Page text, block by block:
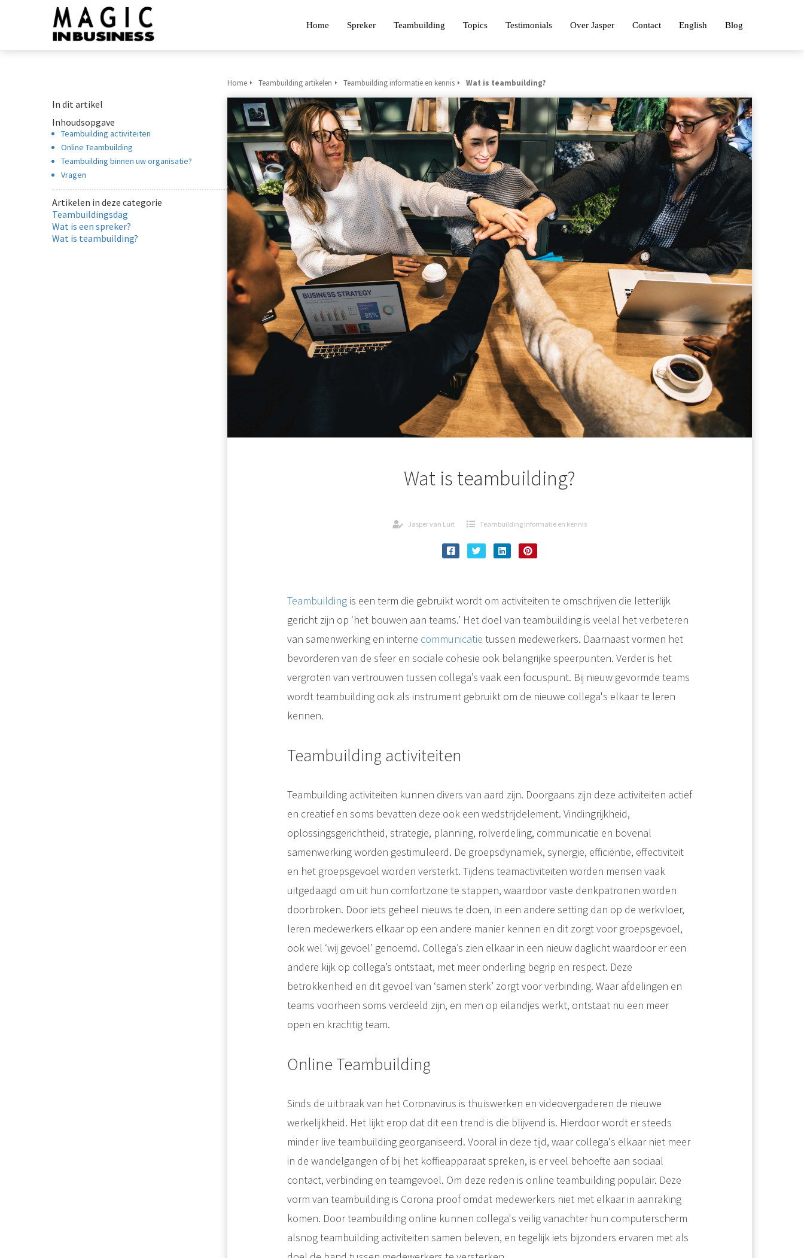
Home Spreker Teambuilding Topics Testimonials Over Jasper Contact English Blog
In dit artikel
Inhoudsopgave
Teambuilding activiteiten
Online Teambuilding
Teambuilding binnen uw organisatie?
Vragen
Artikelen in deze categorie
Teambuildingsdag
Wat is een spreker?
Wat is teambuilding?
Home Teambuilding artikelen Teambuilding informatie en kennis Wat is teambuilding?
Wat is teambuilding?
Jasper van Luit Teambuilding informatie en kennis
Teambuildingis een term die gebruikt wordt om activiteiten te omschrijven die letterlijk
gericht zijn op ‘het bouwen aan teams.’ Het doel van teambuilding is veelal het verbeteren
van samenwerking en interne communicatie tussen medewerkers. Daarnaast vormen het
bevorderen van de sfeer en sociale cohesie ook belangrijke speerpunten. Verder is het
vergroten van vertrouwen tussen collega’s vaak een focuspunt. Bij nieuw gevormde teams
wordt teambuilding ook als instrument gebruikt om de nieuwe collega's elkaar te leren
kennen.
Teambuilding activiteiten
Teambuilding activiteiten kunnen divers van aard zijn. Doorgaans zijn deze activiteiten actief
en creatief en soms bevatten deze ook een wedstrijdelement. Vindingrijkheid,
oplossingsgerichtheid, strategie, planning, rolverdeling, communicatie en bovenal
samenwerking worden gestimuleerd. De groepsdynamiek, synergie, efficiëntie, effectiviteit
en het groepsgevoel worden versterkt. Tijdens teamactiviteiten worden mensen vaak
uitgedaagd om uit hun comfortzone te stappen, waardoor vaste denkpatronen worden
doorbroken. Door iets geheel nieuws te doen, in een andere setting dan op de werkvloer,
leren medewerkers elkaar op een andere manier kennen en dit zorgt voor groepsgevoel,
ook wel ‘wij gevoel’ genoemd. Collega’s zien elkaar in een nieuw daglicht waardoor er een
andere kijk op collega’s ontstaat, met meer onderling begrip en respect. Deze
betrokkenheid en dit gevoel van ‘samen sterk’ zorgt voor verbinding. Waar afdelingen en
teams voorheen soms verdeeld zijn, en men op eilandjes werkt, ontstaat nu een meer
open en krachtig team.
Online Teambuilding
Sinds de uitbraak van het Coronavirus is thuiswerken en videovergaderen de nieuwe
werkelijkheid. Het lijkt erop dat dit een trend is die blijvend is. Hierdoor wordt er steeds
minder live teambuilding georganiseerd. Vooral in deze tijd, waar collega's elkaar niet meer
in de wandelgangen of bij het koffieapparaat spreken, is er veel behoefte aan sociaal
contact, verbinding en teamgevoel. Om deze reden is online teambuilding populair. Deze
vorm van teambuilding is Corona proof omdat medewerkers niet met elkaar in aanraking
komen. Door teambuilding online kunnen collega's veilig vanachter hun computerscherm
alsnog teambuilding activiteiten samen beleven, en tegelijk iets bijzonders ervaren met als